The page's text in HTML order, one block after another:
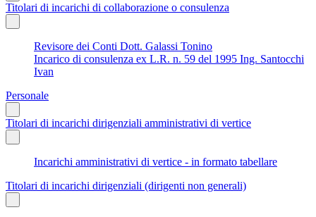
Titolari di incarichi di collaborazione o consulenza
Revisore dei Conti Dott. Galassi Tonino
Incarico di consulenza ex L.R. n. 59 del 1995 Ing. Santocchi
Ivan
Personale
Titolari di incarichi dirigenziali amministrativi di vertice
Incarichi amministrativi di vertice - in formato tabellare
Titolari di incarichi dirigenziali (dirigenti non generali)